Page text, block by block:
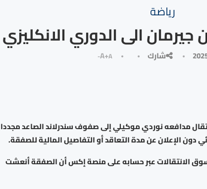
رياضة
الى الدوري الانكليزي
شارك A+A-
مدافعه نوردي موكيلي إلى صفوف سندرلاند الصاعد مجددا
دون الإعلان عن مدة التعاقد أو التفاصيل المالية للصفقة.
سوق الانتقالات عبر حسابه على منصة إكس أن الصفقة أنعشت